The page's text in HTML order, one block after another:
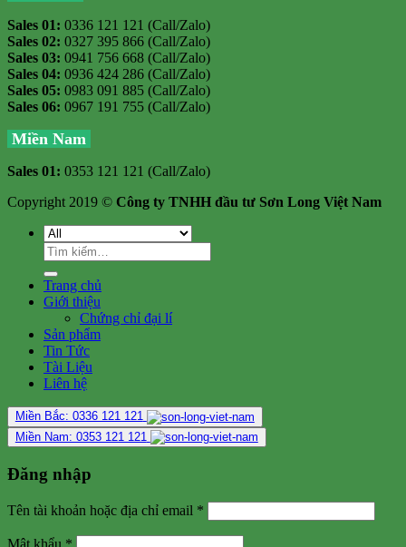
Sales 01: 0336 121 121 (Call/Zalo)
Sales 02: 0327 395 866 (Call/Zalo)
Sales 03: 0941 756 668 (Call/Zalo)
Sales 04: 0936 424 286 (Call/Zalo)
Sales 05: 0983 091 885 (Call/Zalo)
Sales 06: 0967 191 755 (Call/Zalo)
Miền Nam
Sales 01: 0353 121 121 (Call/Zalo)
Copyright 2019 © Công ty TNHH đầu tư Sơn Long Việt Nam
Tìm
kiếm:
Trang chủ
Giới thiệu
Chứng chỉ đại lí
Sản phẩm
Tin Tức
Tài Liệu
Liên hệ
Miền Bắc: 0336 121 121
Miền Nam: 0353 121 121
Đăng nhập
Tên tài khoản hoặc địa chỉ email *
Mật khẩu *